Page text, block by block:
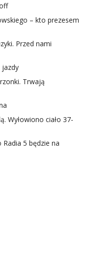
– kto prezesem
Przed nami
jazdy
Trwają
Wyłowiono ciało 37-
5 będzie na